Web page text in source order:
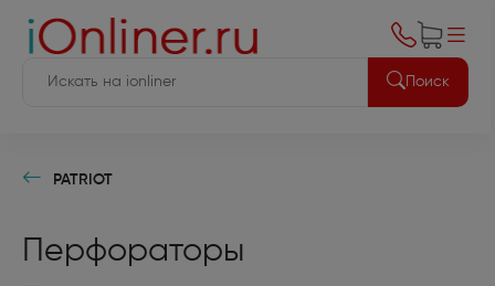
Поиск
PATRIOT
Перфораторы